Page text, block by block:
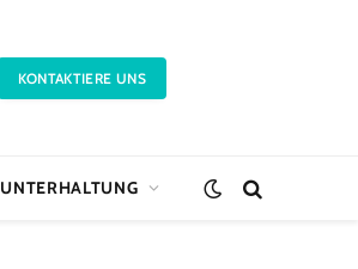
KONTAKTIERE UNS
UNTERHALTUNG